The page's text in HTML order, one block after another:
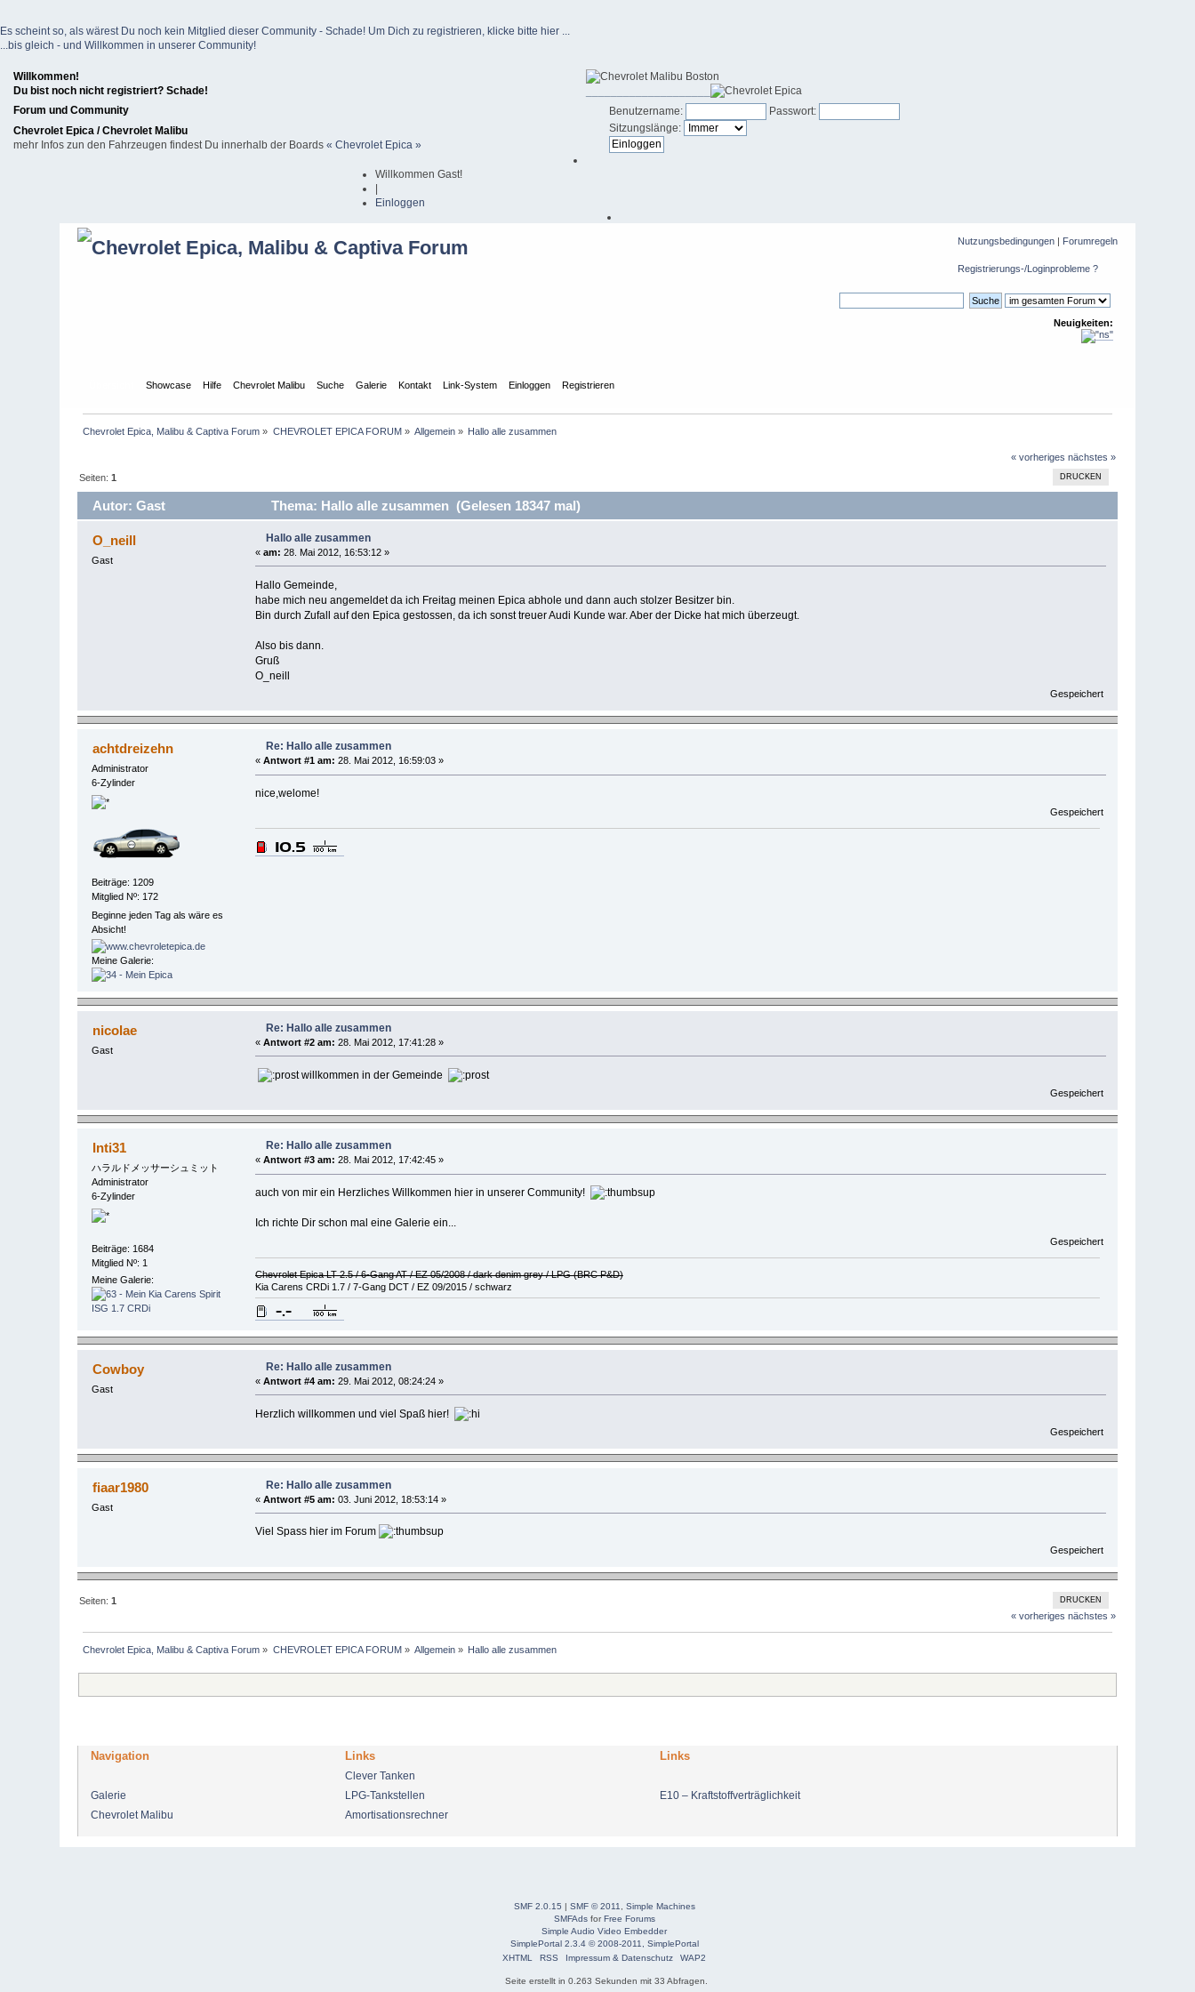
Es scheint so, als wärest Du noch kein Mitglied dieser Community - Schade! Um Dich zu registrieren, klicke bitte hier ...
...bis gleich - und Willkommen in unserer Community!
Willkommen!
Du bist noch nicht registriert? Schade!
Forum und Community
Chevrolet Epica / Chevrolet Malibu
mehr Infos zun den Fahrzeugen findest Du innerhalb der Boards « Chevrolet Epica »
Benutzername:
Passwort:
Sitzungslänge:
Willkommen Gast!
Einloggen
Nutzungsbedingungen| Forumregeln
Registrierungs-/Loginprobleme ?
Neuigkeiten:
Showcase Hilfe Chevrolet Malibu Suche Galerie Kontakt Link-System Einloggen Registrieren
Chevrolet Epica, Malibu & Captiva Forum » CHEVROLET EPICA FORUM» Allgemein » Hallo alle zusammen
« vorheriges nächstes »
DRUCKEN
Seiten:1
Autor: Gast Thema: Hallo alle zusammen (Gelesen 18347 mal)
O_neill
Gast
Hallo alle zusammen
« am: 28. Mai 2012, 16:53:12 »
Hallo Gemeinde,
habe mich neu angemeldet da ich Freitag meinen Epica abhole und dann auch stolzer Besitzer bin.
Bin durch Zufall auf den Epica gestossen, da ich sonst treuer Audi Kunde war. Aber der Dicke hat mich überzeugt.
Also bis dann.
Gruß
O_neill
Gespeichert
achtdreizehn
Administrator
6-Zylinder
Beiträge: 1209
Mitglied Nº: 172
Beginne jeden Tag als wäre es
Absicht!
Meine Galerie:
Re: Hallo alle zusammen
« Antwort #1 am: 28. Mai 2012, 16:59:03 »
nice,welome!
Gespeichert
nicolae
Gast
Re: Hallo alle zusammen
« Antwort #2 am: 28. Mai 2012, 17:41:28 »
willkommen in der Gemeinde
Gespeichert
Inti31
ハラルドメッサーシュミット
Administrator
6-Zylinder
Beiträge: 1684
Mitglied Nº: 1
Meine Galerie:
Re: Hallo alle zusammen
« Antwort #3 am: 28. Mai 2012, 17:42:45 »
auch von mir ein Herzliches Willkommen hier in unserer Community!
Ich richte Dir schon mal eine Galerie ein...
Gespeichert
Chevrolet Epica LT 2.5 / 6-Gang AT / EZ 05/2008 / dark denim grey / LPG (BRC P&D)
Kia Carens CRDi 1.7 / 7-Gang DCT / EZ 09/2015 / schwarz
Cowboy
Gast
Re: Hallo alle zusammen
« Antwort #4 am: 29. Mai 2012, 08:24:24 »
Herzlich willkommen und viel Spaß hier!
Gespeichert
fiaar1980
Gast
Re: Hallo alle zusammen
« Antwort #5 am: 03. Juni 2012, 18:53:14 »
Viel Spass hier im Forum
Gespeichert
DRUCKEN
Seiten:1
« vorheriges nächstes »
Chevrolet Epica, Malibu & Captiva Forum » CHEVROLET EPICA FORUM» Allgemein » Hallo alle zusammen
Navigation Links Links
Clever Tanken
Galerie
LPG-Tankstellen
E10 – Kraftstoffverträglichkeit
Chevrolet Malibu
Amortisationsrechner
SMF 2.0.15 | SMF © 2011
Simple Machines
SMFAdsforFree Forums
Simple Audio Video Embedder
SimplePortal 2.3.4 © 2008-2011, SimplePortal
XHTML
RSS Impressum & Datenschutz WAP2
Seite erstellt in 0.263 Sekunden mit 33 Abfragen.